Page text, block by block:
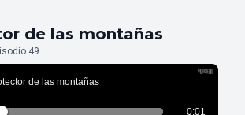
de las montañas
49